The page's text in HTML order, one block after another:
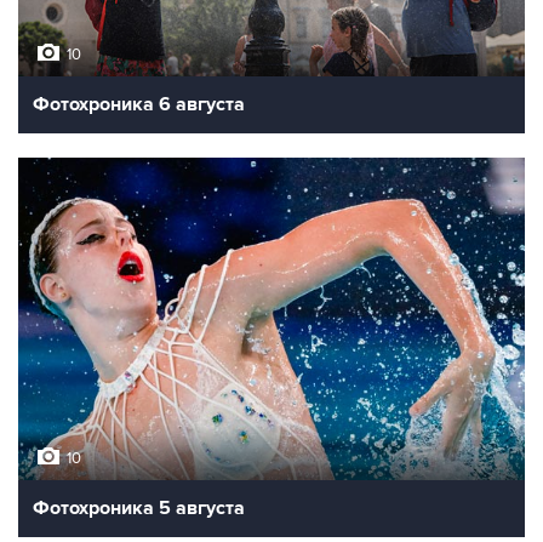
10
Фотохроника 6 августа
10
Фотохроника 5 августа